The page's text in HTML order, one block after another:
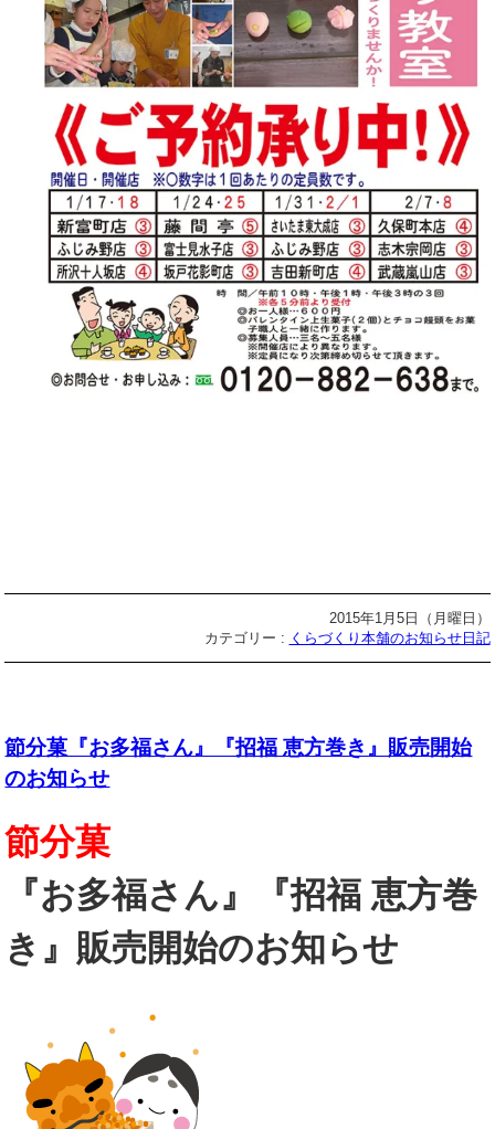
2015年1月5日（月曜日）
カテゴリー : くらづくり本舗のお知らせ日記
節分菓『お多福さん』『招福 恵方巻き』販売開始
のお知らせ
節分菓
『お多福さん』『招福 恵方巻
き』販売開始のお知らせ